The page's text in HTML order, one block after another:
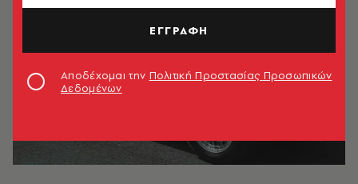
ΕΓΓΡΑΦΗ
Αποδέχομαι την Πολιτική Προστασίας Προσωπικών
Δεδομένων